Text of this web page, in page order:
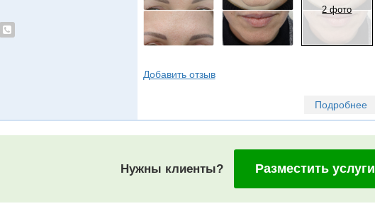
2 фото
Добавить отзыв
Подробнее
Нужны клиенты? Разместить услуги